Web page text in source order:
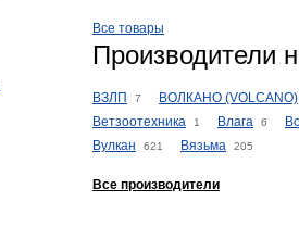
Все товары
Производители
ВЗЛП 7
ВОЛКАНО (VOLCANO)
Ветзоотехника
1 Влага 6
Вулкан
621 Вязьма 205
Все производители